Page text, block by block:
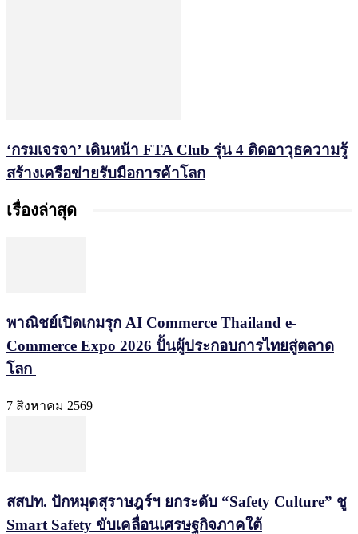
‘กรมเจรจา’ เดินหน้า FTA Club รุ่น 4 ติดอาวุธความรู้
สร้างเครือข่ายรับมือการค้าโลก
เรื่องล่าสุด
พาณิชย์เปิดเกมรุก AI Commerce Thailand e-
Commerce Expo 2026 ปั้นผู้ประกอบการไทยสู่ตลาด
โลก
7 สิงหาคม 2569
สสปท. ปักหมุดสุราษฎร์ฯ ยกระดับ “Safety Culture” ชู
Smart Safety ขับเคลื่อนเศรษฐกิจภาคใต้